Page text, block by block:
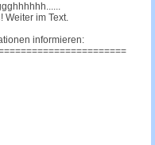
Weiter im Text.
informieren: